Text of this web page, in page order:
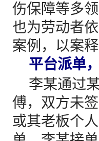
伤保障等多
也为劳动者
案例，以案
平台派单
李某通过某
傅，双方未
或其老板个